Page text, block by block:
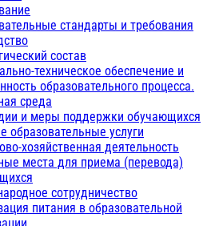
стандарты и требования
состав
техническое обеспечение и
образовательного процесса.
среда
и меры поддержки обучающихся
образовательные услуги
хозяйственная деятельность
места для приема (перевода)
сотрудничество
питания в образовательной